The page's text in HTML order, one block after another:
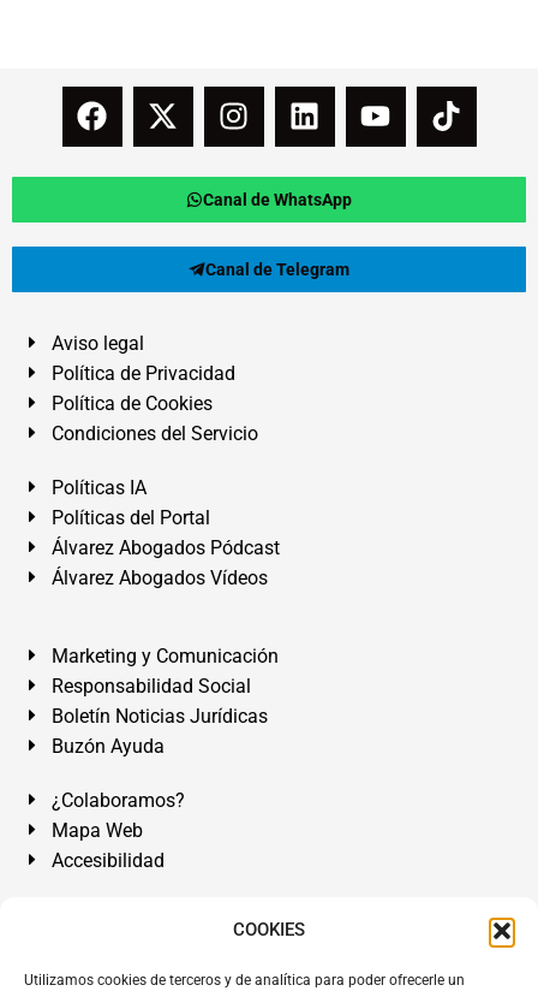
COOKIES
Utilizamos cookies de terceros y de analítica para poder ofrecerle un
Canal de WhatsApp
Canal de Telegram
Aviso legal
Política de Privacidad
Política de Cookies
Condiciones del Servicio
Políticas IA
Políticas del Portal
Álvarez Abogados Pódcast
Álvarez Abogados Vídeos
Marketing y Comunicación
Responsabilidad Social
Boletín Noticias Jurídicas
Buzón Ayuda
¿Colaboramos?
Mapa Web
Accesibilidad
Álvarez Abogados Tenerife:Calle Teobaldo Power Nº 7,
de Tenerife. Islas Canarias.